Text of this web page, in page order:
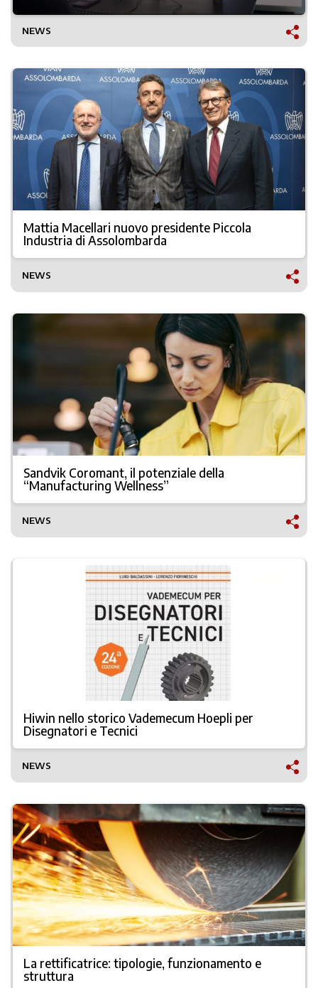
NEWS
Mattia Macellari nuovo presidente Piccola
Industria di Assolombarda
NEWS
Sandvik Coromant, il potenziale della
“Manufacturing Wellness”
NEWS
Hiwin nello storico Vademecum Hoepli per
Disegnatori e Tecnici
NEWS
La rettificatrice: tipologie, funzionamento e
struttura